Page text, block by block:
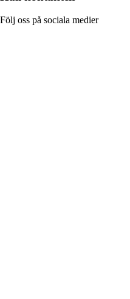
Följ oss på sociala medier